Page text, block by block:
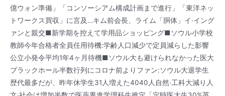
億ウォン準備」「コンソーシアム構成計画まで進行」「東洋ネッ
トワークス買収」に言及…キム前会長、ライム「胴体」イ·イング
ァンと親交■新学期を控えて学用品ショッピング■ソウル小学校
教師今年合格者全員任用待機:学齢人口減少で定員減らした影響
公立小発令平均1年4ヶ月待機■ソウル大も避けられなかった医大
ブラックホール半数行列にコロナ前よりファン:ソウル大退学生
歴代最多だが、昨年休学生31人増えた4040人自然·工科大減り人